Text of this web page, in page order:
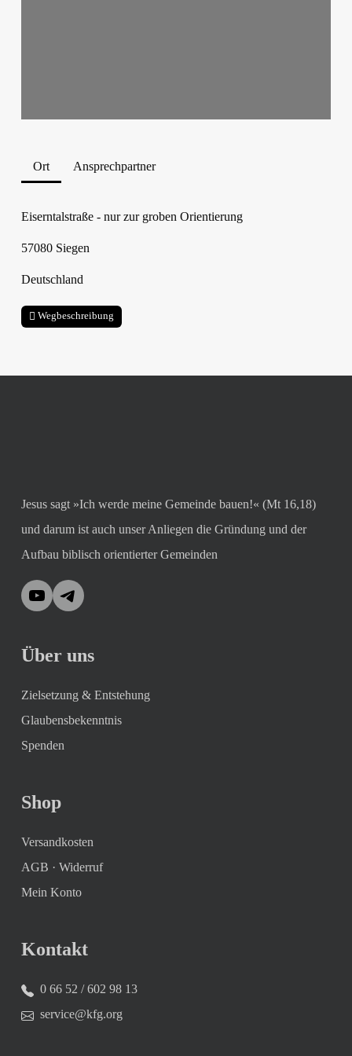
Ort Ansprechpartner
Eiserntalstraße - nur zur groben Orientierung
57080 Siegen
Deutschland
Wegbeschreibung
Jesus sagt »Ich werde meine Gemeinde bauen!« (Mt 16,18)
und darum ist auch unser Anliegen die Gründung und der
Aufbau biblisch orientierter Gemeinden
YouTubeTelegram
Über uns
Zielsetzung & Entstehung
Glaubensbekenntnis
Spenden
Shop
Versandkosten
AGB · Widerruf
Mein Konto
Kontakt
0 66 52 / 602 98 13
service@kfg.org